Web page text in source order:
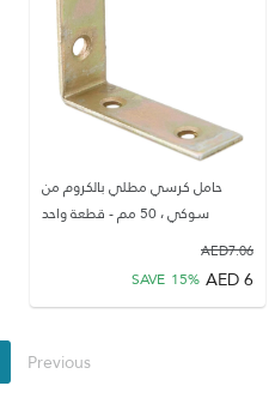
حامل كرسي مطلي بالكروم من
سوكي ، 50 مم - قطعة واحد
7.06
AED
6
AED
SAVE 15%
Previous